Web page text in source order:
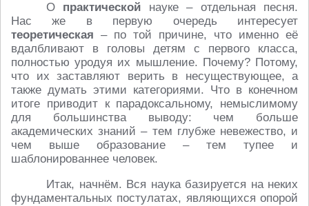
О практической науке – отдельная песня.
Нас же в первую очередь интересует
теоретическая – по той причине, что именно её
вдалбливают в головы детям с первого класса,
полностью уродуя их мышление. Почему? Потому,
что их заставляют верить в несуществующее, а
также думать этими категориями. Что в конечном
итоге приводит к парадоксальному, немыслимому
для большинства выводу: чем больше
академических знаний – тем глубже невежество, и
чем выше образование – тем тупее и
шаблонированнее человек.
Итак, начнём. Вся наука базируется на неких
фундаментальных постулатах, являющихся опорой